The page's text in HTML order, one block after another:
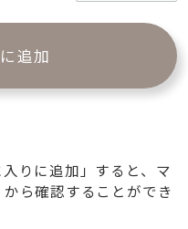
追加
りに追加」すると、マ
ら確認することができ